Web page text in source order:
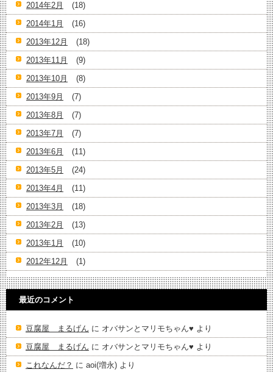
2014年2月
(18)
2014年1月
(16)
2013年12月
(18)
2013年11月
(9)
2013年10月
(8)
2013年9月
(7)
2013年8月
(7)
2013年7月
(7)
2013年6月
(11)
2013年5月
(24)
2013年4月
(11)
2013年3月
(18)
2013年2月
(13)
2013年1月
(10)
2012年12月
(1)
最近のコメント
豆腐屋 まるげん に オバサンとマリモちゃん♥️ より
豆腐屋 まるげん に オバサンとマリモちゃん♥️ より
これなんだ？ に aoi(増永) より